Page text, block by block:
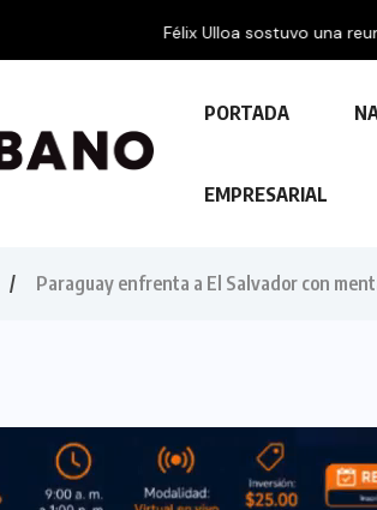
Ulloa sostuvo una reunión con el
PORTADA
EMPRESARIAL
Paraguay enfrenta a El Salvador con